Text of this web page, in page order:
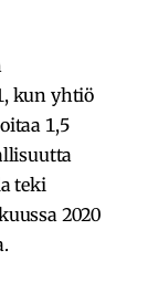
kun yhtiö
1,5
teki
2020